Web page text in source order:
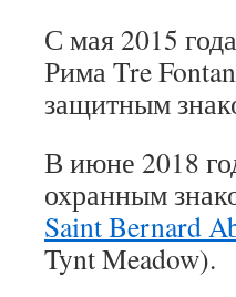
С мая 2015
Рима Tre
защитным
В июне 2018
охранным
Saint Bernard
Tynt Meadow).